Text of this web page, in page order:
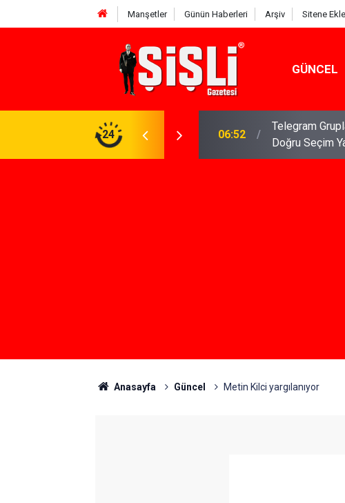
Manşetler Günün Haberleri Arşiv Sitene Ekle
GÜNCEL
24
Gerekenler: Telegram Gruplarında Daha
04:43 İş Davaları:
Anasayfa Güncel Metin Kilci yargılanıyor